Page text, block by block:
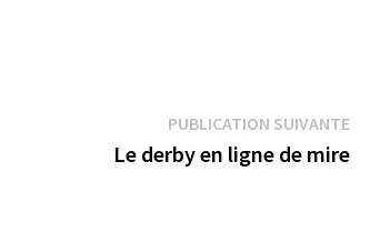
PUBLICATION SUIVANTE
Le derby en ligne de mire